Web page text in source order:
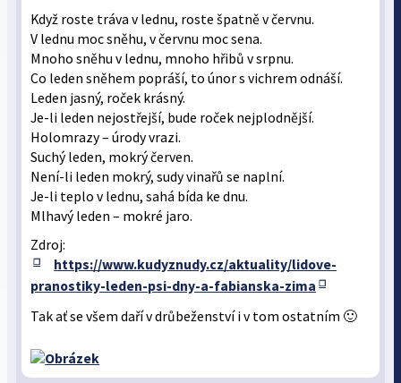
Když roste tráva v lednu, roste špatně v červnu.
V lednu moc sněhu, v červnu moc sena.
Mnoho sněhu v lednu, mnoho hřibů v srpnu.
Co leden sněhem popráší, to únor s vichrem odnáší.
Leden jasný, roček krásný.
Je-li leden nejostřejší, bude roček nejplodnější.
Holomrazy – úrody vrazi.
Suchý leden, mokrý červen.
Není-li leden mokrý, sudy vinařů se naplní.
Je-li teplo v lednu, sahá bída ke dnu.
Mlhavý leden – mokré jaro.
Zdroj:
https://www.kudyznudy.cz/aktuality/lidove-
pranostiky-leden-psi-dny-a-fabianska-zima
Tak ať se všem daří v drůbeženství i v tom ostatním 🙂